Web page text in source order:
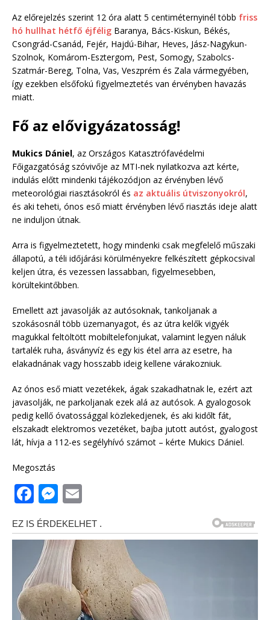
Az előrejelzés szerint 12 óra alatt 5 centiméternyinél több friss
hó hullhat hétfő éjfélig Baranya, Bács-Kiskun, Békés,
Csongrád-Csanád, Fejér, Hajdú-Bihar, Heves, Jász-Nagykun-
Szolnok, Komárom-Esztergom, Pest, Somogy, Szabolcs-
Szatmár-Bereg, Tolna, Vas, Veszprém és Zala vármegyében,
így ezekben elsőfokú figyelmeztetés van érvényben havazás
miatt.
Fő az elővigyázatosság!
Mukics Dániel, az Országos Katasztrófavédelmi
Főigazgatóság szóvivője az MTI-nek nyilatkozva azt kérte,
indulás előtt mindenki tájékozódjon az érvényben lévő
meteorológiai riasztásokról és az aktuális útviszonyokról,
és aki teheti, ónos eső miatt érvényben lévő riasztás ideje alatt
ne induljon útnak.
Arra is figyelmeztetett, hogy mindenki csak megfelelő műszaki
állapotú, a téli időjárási körülményekre felkészített gépkocsival
keljen útra, és vezessen lassabban, figyelmesebben,
körültekintőbben.
Emellett azt javasolják az autósoknak, tankoljanak a
szokásosnál több üzemanyagot, és az útra kelők vigyék
magukkal feltöltött mobiltelefonjukat, valamint legyen náluk
tartalék ruha, ásványvíz és egy kis étel arra az esetre, ha
elakadnának vagy hosszabb ideig kellene várakozniuk.
Az ónos eső miatt vezetékek, ágak szakadhatnak le, ezért azt
javasolják, ne parkoljanak ezek alá az autósok. A gyalogosok
pedig kellő óvatossággal közlekedjenek, és aki kidőlt fát,
elszakadt elektromos vezetéket, bajba jutott autóst, gyalogost
lát, hívja a 112-es segélyhívó számot – kérte Mukics Dániel.
Megosztás
F
a
c
e
b
o
o
M
ss
e
n
g
e
ai
l